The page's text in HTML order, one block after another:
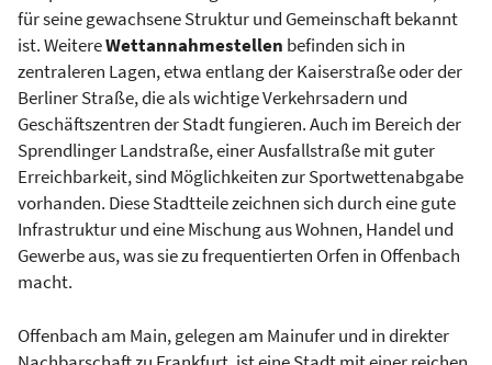
für seine gewachsene Struktur und Gemeinschaft bekannt
ist. WeitereWettannahmestellen befinden sich in
zentraleren Lagen, etwa entlang der Kaiserstraße oder der
Berliner Straße, die als wichtige Verkehrsadern und
Geschäftszentren der Stadt fungieren. Auch im Bereich der
Sprendlinger Landstraße, einer Ausfallstraße mit guter
Erreichbarkeit, sind Möglichkeiten zur Sportwettenabgabe
vorhanden. Diese Stadtteile zeichnen sich durch eine gute
Infrastruktur und eine Mischung aus Wohnen, Handel und
Gewerbe aus, was sie zu frequentierten Orfen in Offenbach
macht.
Offenbach am Main, gelegen am Mainufer und in direkter